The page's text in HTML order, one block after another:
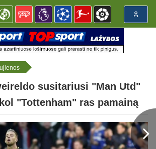
susitariusi "Man Utd"
"Tottenham" ras pamainą